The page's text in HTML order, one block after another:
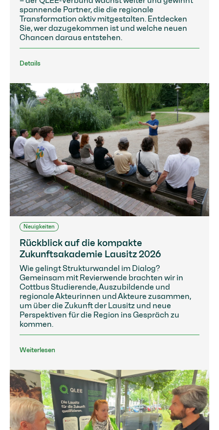
spannende Partner, die die regionale
Transformation aktiv mitgestalten. Entdecken
Sie, wer dazugekommen ist und welche neuen
Chancen daraus entstehen.
Details
Neuigkeiten
Rückblick auf die kompakte
Zukunftsakademie Lausitz 2026
Wie gelingt Strukturwandel im Dialog?
Gemeinsam mit Revierwende brachten wir in
Cottbus Studierende, Auszubildende und
regionale Akteurinnen und Akteure zusammen,
um über die Zukunft der Lausitz und neue
Perspektiven für die Region ins Gespräch zu
kommen.
Weiterlesen